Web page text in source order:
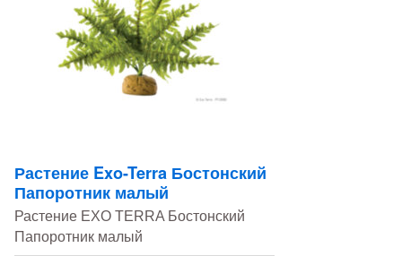
Растение Exo-Terra Бостонский
Папоротник малый
Растение EXO TERRA Бостонский
Папоротник малый